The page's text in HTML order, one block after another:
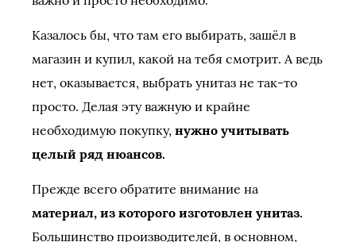
Казалось бы, что там его выбирать, зашёл в
магазин и купил, какой на тебя смотрит. А ведь
нет, оказывается, выбрать унитаз не так-то
просто. Делая эту важную и крайне
необходимую покупку, нужно учитывать
целый ряд нюансов.
Прежде всего обратите внимание на
материал, из которого изготовлен унитаз.
Большинство производителей, в основном,